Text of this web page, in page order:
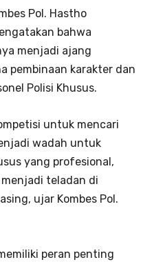
Pol. Hastho
bahwa
menjadi ajang
pembinaan karakter dan
Polisi Khusus.
untuk mencari
wadah untuk
yang profesional,
teladan di
ujar Kombes Pol.
peran penting